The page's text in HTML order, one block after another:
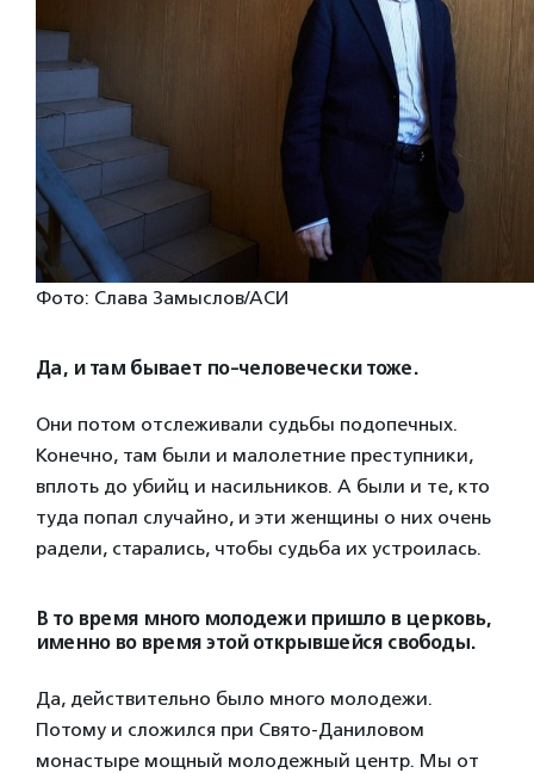
Фото: Слава Замыслов/АСИ
Да, и там бывает по-человечески тоже.
Они потом отслеживали судьбы подопечных.
Конечно, там были и малолетние преступники,
вплоть до убийц и насильников. А были и те, кто
туда попал случайно, и эти женщины о них очень
радели, старались, чтобы судьба их устроилась.
В то время много молодежи пришло в церковь,
именно во время этой открывшейся свободы.
Да, действительно было много молодежи.
Потому и сложился при Свято-Даниловом
монастыре мощный молодежный центр. Мы от